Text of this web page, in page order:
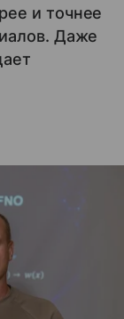
и точнее
Даже